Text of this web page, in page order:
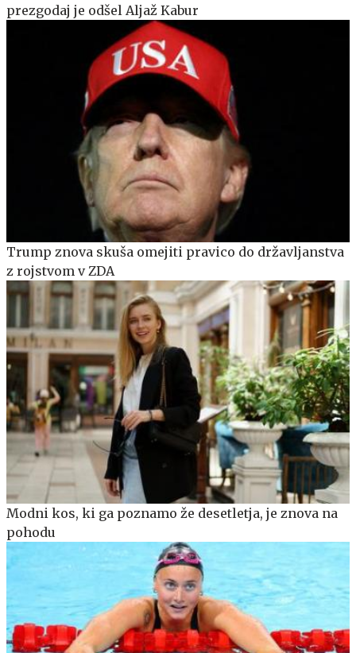
prezgodaj je odšel Aljaž Kabur
Trump znova skuša omejiti pravico do državljanstva
z rojstvom v ZDA
Modni kos, ki ga poznamo že desetletja, je znova na
pohodu